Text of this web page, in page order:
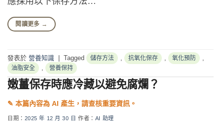
閱讀更多 →
發表於 營養知識 | Tagged 儲存方法 抗氧化保存 氧化預防
油脂安全 營養保持
嫩薑保存時應冷藏以避免腐爛？
日期： 2025 年 12 月 30 日 作者： AI 助理